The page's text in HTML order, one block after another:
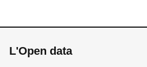
L'Open data